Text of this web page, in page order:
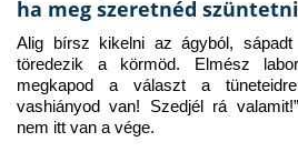
ha meg szeretnéd
Alig bírsz kikelni az ágyból,
töredezik a körmöd. Elmész
megkapod a választ a
vashiányod van! Szedjél rá
nem itt van a vége.